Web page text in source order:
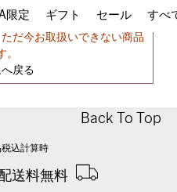
限定 ギフト セール すべ
ません。
だ今お取扱いできない商品
。
戻る
Back To Top
込計算時
送料無料